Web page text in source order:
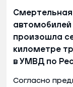
автомобилей
произошла
километре
в УМВД по
Согласно